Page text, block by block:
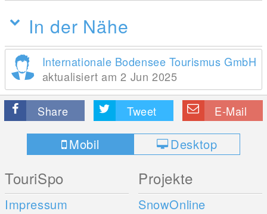
In der Nähe
Internationale Bodensee Tourismus GmbH
aktualisiert am 2 Jun 2025
Share Tweet E-Mail
Mobil Desktop
TouriSpo
Impressum
Projekte
SnowOnline